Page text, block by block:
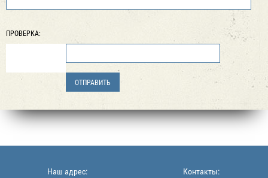
ПРОВЕРКА:
Наш адрес:
Контакты: